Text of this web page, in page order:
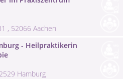
, 52066 Aachen
- Heilpraktikerin
Hamburg